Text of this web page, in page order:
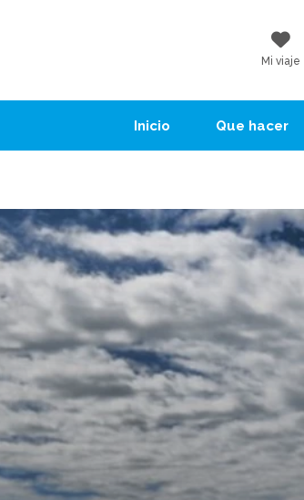
Mi viaje
Inicio Que hacer